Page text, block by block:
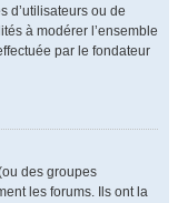
d’utilisateurs ou de
à modérer l’ensemble
par le fondateur
des groupes
les forums. Ils ont la